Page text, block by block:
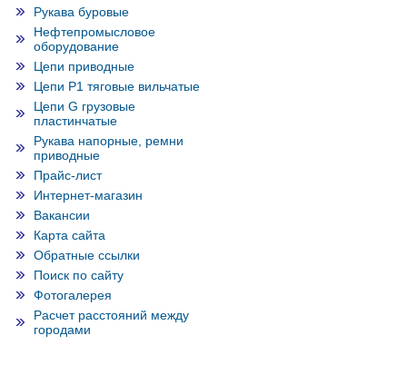
Рукава буровые
Нефтепромысловое
оборудование
Цепи приводные
Цепи Р1 тяговые вильчатые
Цепи G грузовые
пластинчатые
Рукава напорные, ремни
приводные
Прайс-лист
Интернет-магазин
Вакансии
Карта сайта
Обратные ссылки
Поиск по сайту
Фотогалерея
Расчет расстояний между
городами